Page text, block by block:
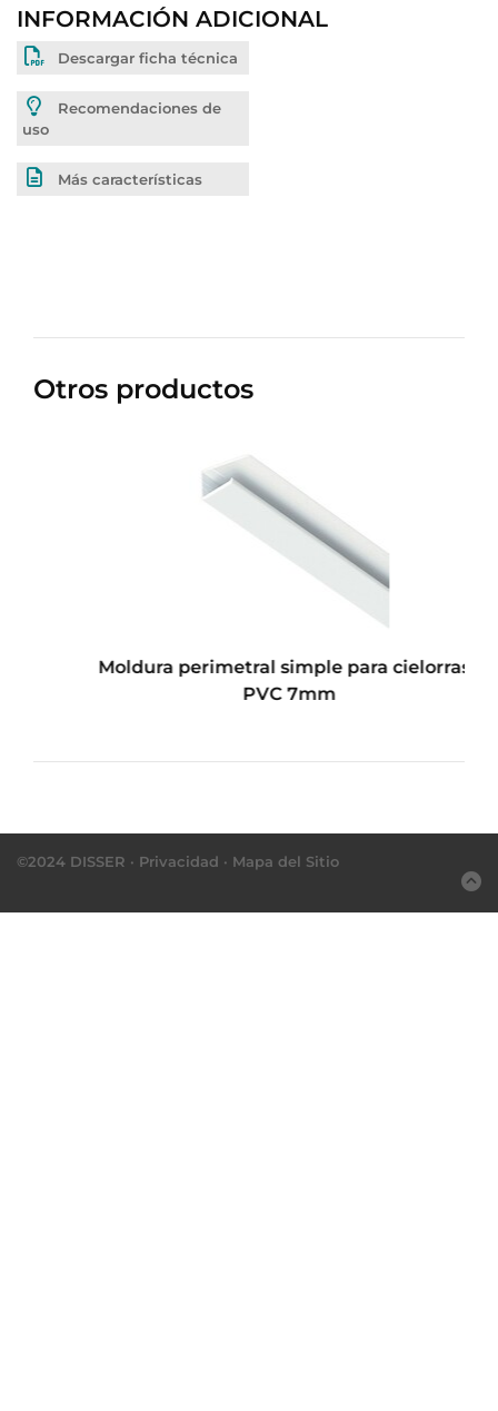
INFORMACIÓN ADICIONAL
Descargar ficha técnica
Recomendaciones de
uso
Más características
Otros productos
Moldura perimetral simple para cielorraso
PVC 7mm
©2024 DISSER · Privacidad · Mapa del Sitio